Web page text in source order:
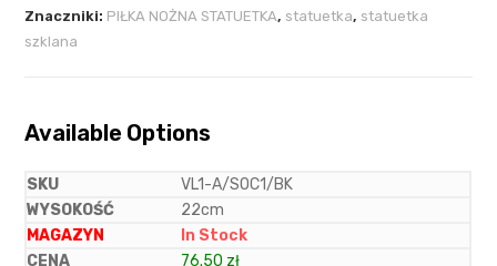
Znaczniki: PIŁKA NOŻNA STATUETKA, statuetka, statuetka
szklana
Available Options
VL1-A/SOC1/BK
22cm
In Stock
76.50 zł